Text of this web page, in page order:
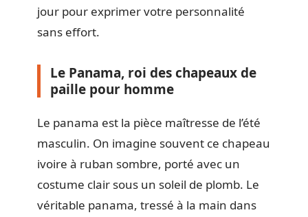
jour pour exprimer votre personnalité
sans effort.
Le Panama, roi des chapeaux de
paille pour homme
Le panama est la pièce maîtresse de l’été
masculin. On imagine souvent ce chapeau
ivoire à ruban sombre, porté avec un
costume clair sous un soleil de plomb. Le
véritable panama, tressé à la main dans